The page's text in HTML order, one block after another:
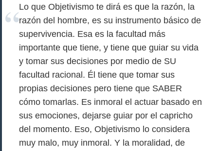
Lo que Objetivismo te dirá es que la razón, la
razón del hombre, es su instrumento básico de
supervivencia. Esa es la facultad más
importante que tiene, y tiene que guiar su vida
y tomar sus decisiones por medio de SU
facultad racional. Él tiene que tomar sus
propias decisiones pero tiene que SABER
cómo tomarlas. Es inmoral el actuar basado en
sus emociones, dejarse guiar por el capricho
del momento. Eso, Objetivismo lo considera
muy malo, muy inmoral. Y la moralidad, de